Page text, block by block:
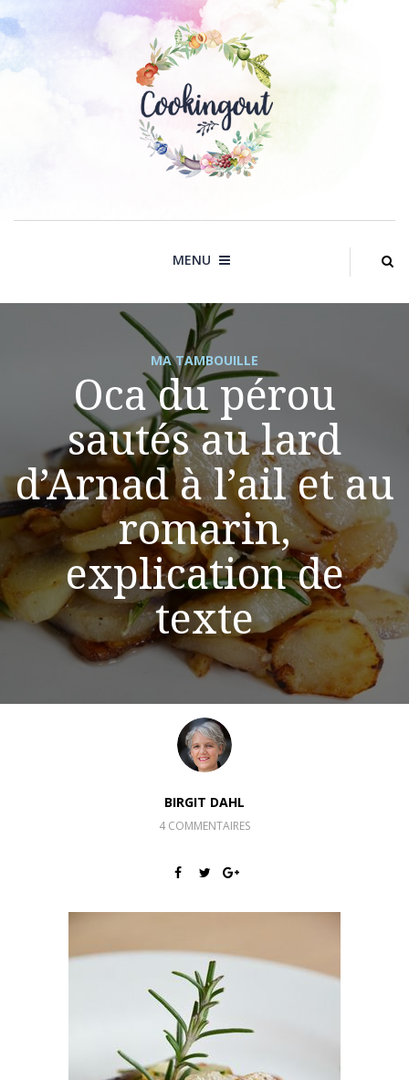
to
MENU
MA TAMBOUILLE
Oca du pérou
sautés au lard
d’Arnad à l’ail et au
romarin,
explication de
texte
BIRGIT DAHL
4 COMMENTAIRES